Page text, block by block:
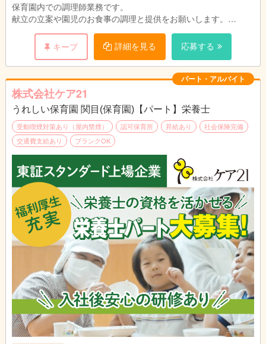
保育園内での調理師業務です。
献立の立案や園児のお食事の調理と提供をお願いします。
園児や保育スタッフと顔を合わせる事ができるので、
ご意見をすぐに料理に反映でき、
調理人としてスキルアップも期待できます。
キープ 詳細を見る 応募する
パート・アルバイト
株式会社ケア21
うれしい保育園 関目(保育園)【パート】栄養士
受動喫煙対策あり（屋内禁煙） 認可保育所 昇給あり
社会保険完備
交通費支給あり
ブランクOK